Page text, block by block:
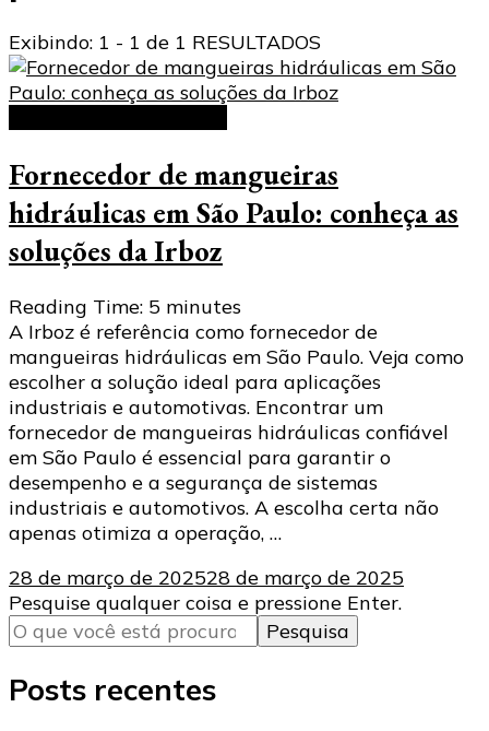
Exibindo: 1 - 1 de 1 RESULTADOS
Fornecedor de mangueiras
hidráulicas em São Paulo: conheça as
soluções da Irboz
Reading Time: 5 minutes
A Irboz é referência como fornecedor de
mangueiras hidráulicas em São Paulo. Veja como
escolher a solução ideal para aplicações
industriais e automotivas. Encontrar um
fornecedor de mangueiras hidráulicas confiável
em São Paulo é essencial para garantir o
desempenho e a segurança de sistemas
industriais e automotivos. A escolha certa não
apenas otimiza a operação, …
28 de março de 202528 de março de 2025
Procurando
algo?
Pesquise qualquer coisa e pressione Enter.
Posts recentes